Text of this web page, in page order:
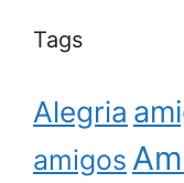
Tags
Alegria
amigos